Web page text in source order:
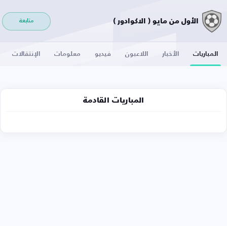
الأول من مايو ( الاكوادور ) متابعة
المباريات الأخبار اللاعبون فيديو معلومات الإنتقالات
المباريات القادمة